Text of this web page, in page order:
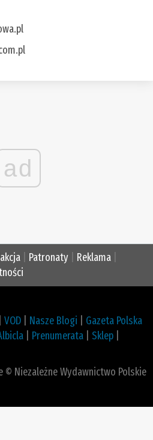
ad
Patronaty Reklama
VOD Nasze Blogi
Gazeta Polska
Prenumerata Sklep
© Niezależne Wydawnictwo Polskie